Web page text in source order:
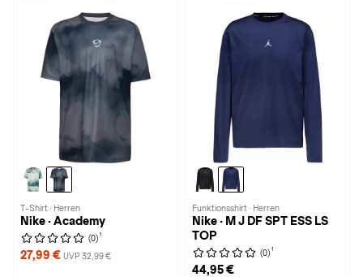
T-Shirt · Herren
Nike · Academy
(0) 1
27,99 € UVP 32,99 €
Funktionsshirt · Herren
Nike · M J DF SPT ESS LS
TOP
(0) 1
44,95 €